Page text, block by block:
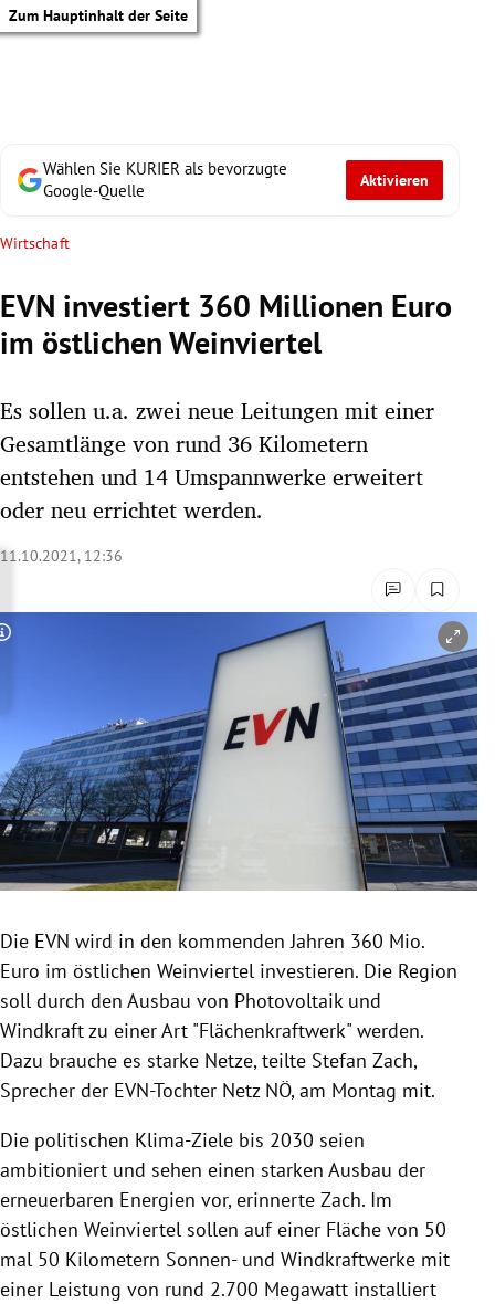
Zum Hauptinhalt der Seite
Untermenü
Untermenü
Untermenü
Untermenü
Untermenü
Untermenü
Untermenü
Untermenü
Untermenü
Wählen Sie KURIER als bevorzugte
Google-Quelle
Aktivieren
Wirtschaft
EVN investiert 360 Millionen Euro
im östlichen Weinviertel
Es sollen u.a. zwei neue Leitungen mit einer
Gesamtlänge von rund 36 Kilometern
entstehen und 14 Umspannwerke erweitert
oder neu errichtet werden.
11.10.2021, 12:36
Copyright-Hinweis öffnen/schließen
Die EVN wird in den kommenden Jahren 360 Mio.
Euro im östlichen Weinviertel investieren. Die Region
soll durch den Ausbau von Photovoltaik und
Windkraft zu einer Art "Flächenkraftwerk" werden.
Dazu brauche es starke Netze, teilte Stefan Zach,
Sprecher der EVN-Tochter Netz NÖ, am Montag mit.
Die politischen Klima-Ziele bis 2030 seien
ambitioniert und sehen einen starken Ausbau der
erneuerbaren Energien vor, erinnerte Zach. Im
östlichen Weinviertel sollen auf einer Fläche von 50
mal 50 Kilometern Sonnen- und Windkraftwerke mit
einer Leistung von rund 2.700 Megawatt installiert